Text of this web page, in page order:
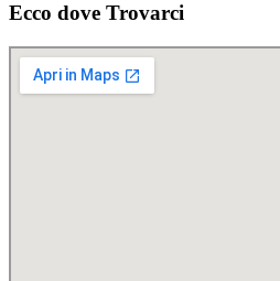
Ecco dove Trovarci